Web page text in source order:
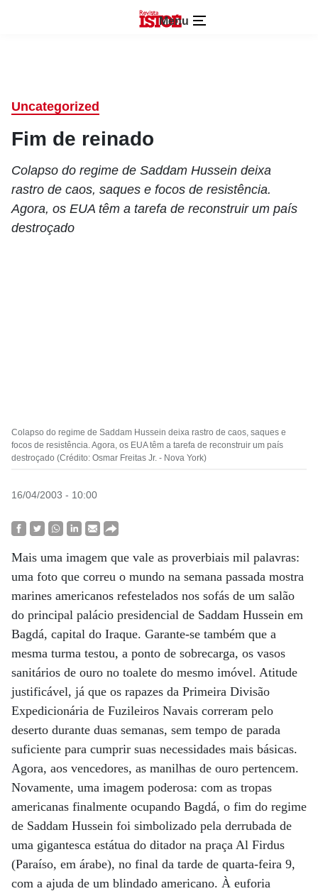
Menu
Uncategorized
Fim de reinado
Colapso do regime de Saddam Hussein deixa
rastro de caos, saques e focos de resistência.
Agora, os EUA têm a tarefa de reconstruir um país
destroçado
Colapso do regime de Saddam Hussein deixa rastro de caos, saques e
focos de resistência. Agora, os EUA têm a tarefa de reconstruir um país
destroçado (Crédito: Osmar Freitas Jr. - Nova York)
16/04/2003 - 10:00
Mais uma imagem que vale as proverbiais mil palavras:
uma foto que correu o mundo na semana passada mostra
marines americanos refestelados nos sofás de um salão
do principal palácio presidencial de Saddam Hussein em
Bagdá, capital do Iraque. Garante-se também que a
mesma turma testou, a ponto de sobrecarga, os vasos
sanitários de ouro no toalete do mesmo imóvel. Atitude
justificável, já que os rapazes da Primeira Divisão
Expedicionária de Fuzileiros Navais correram pelo
deserto durante duas semanas, sem tempo de parada
suficiente para cumprir suas necessidades mais básicas.
Agora, aos vencedores, as manilhas de ouro pertencem.
Novamente, uma imagem poderosa: com as tropas
americanas finalmente ocupando Bagdá, o fim do regime
de Saddam Hussein foi simbolizado pela derrubada de
uma gigantesca estátua do ditador na praça Al Firdus
(Paraíso, em árabe), no final da tarde de quarta-feira 9,
com a ajuda de um blindado americano. À euforia